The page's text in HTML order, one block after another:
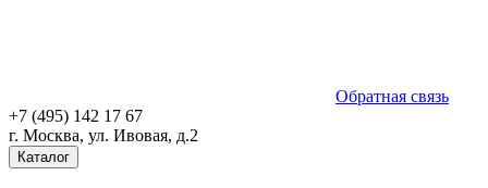
Обратная связь
+7 (495) 142 17 67
г. Москва, ул. Ивовая, д.2
Каталог